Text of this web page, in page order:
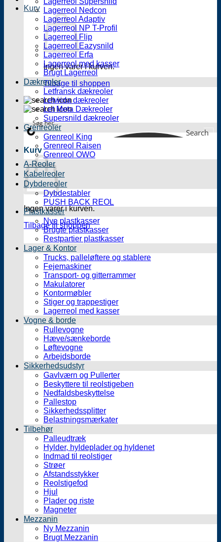
Kurv
Ingen varer i kurven.
Tilbage til shoppen
Search
Kurv
Ingen varer i kurven.
Tilbage til shoppen
Lagerreol Nedcon
Lagerreol Adaptiv
Lagerreol NP T-Profil
Lagerreol Flip
Lagerreol Eazysnild
Lagerreol Erfa
Lagerreol med kasser
Brugt Lagerreol
Dækreoler
Letfransk dækreoler
Letwida dækreoler
Let Meta Dækreoler
Supersnild dækreoler
Grenreoler
Grenreol King
Grenreol Raisen
Grenreol OWO
A-Reoler
Kabelreoler
Dybdereoler
Dybdestabler
PUSH BACK REOL
Plastkasser
Nye plastkasser
Brugte plastkasser
Restpartier plastkasser
Lager & Kontor
Trucks, palleløftere og stablere
Fejemaskiner
Transport- og gitterrammer
Makulatorer
Kontormøbler
Stiger og trappestiger
Lagerreol med kasser
Vogne & borde
Rullevogne
Hæve/sænkeborde
Løftevogne
Arbejdsborde
Sikkerhedsudstyr
Gavlværn og Pullerter
Beskyttere til reolstigeben
Nedfaldsbeskyttelse
Pallestop
Sikkerhedssplitter
Belastningsmærkater
Tilbehør
Palleudtræk
Hylder, hyldeplader og hyldenet
Indmad til reolstiger
Strøer
Afstandsstykker
Reolstigefod
Hjul
Plader og riste
Magneter
Mezzanin
Ny Mezzanin
Brugt Mezzanin